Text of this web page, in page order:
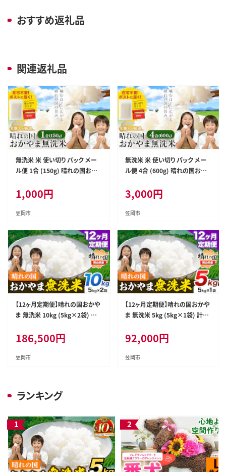
おすすめ返礼品
関連返礼品
無洗米 米 使い切り パック メー
ル便 1合 (150g) 晴れの国おか
定(土日祝除く)》岡山県 笠岡市
送料無料 岡山県産 米 ふるさと
納税 わけあり 以上のお米ならこ
kome---kasaoka_zsy_341_1
50---
1,000円
笠岡市
無洗米 米 使い切り パック メー
ル便 4合 (600g) 晴れの国おか
定(土日祝除く)》岡山県 笠岡市
送料無料 岡山県産 米 ふるさと
納税 わけあり 以上のお米ならこ
kome---kasaoka_zsy_343_4
50---
3,000円
笠岡市
【12ヶ月定期便】晴れの国おかや
ま 無洗米 10kg (5kg×2袋) 計1
発送》 岡山県 笠岡市 無洗米 岡
山県産 米 送料無料 国産 ブレン
ド米 ---kasaoka_zsytei_389_
186,500円
笠岡市
【12ヶ月定期便】晴れの国おかや
ま 無洗米 5kg (5kg×1袋) 計12
発送》 岡山県 笠岡市 無洗米 岡
山県産 米 送料無料 国産 ブレン
ド米 ---kasaoka_zsytei_393_
92,000円
笠岡市
ランキング